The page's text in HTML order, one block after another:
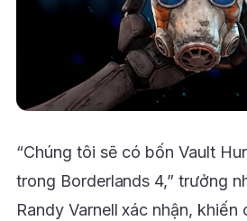
“Chúng tôi sẽ có bốn Vault
trong Borderlands 4,” trưởng
Randy Varnell xác nhận, khiến